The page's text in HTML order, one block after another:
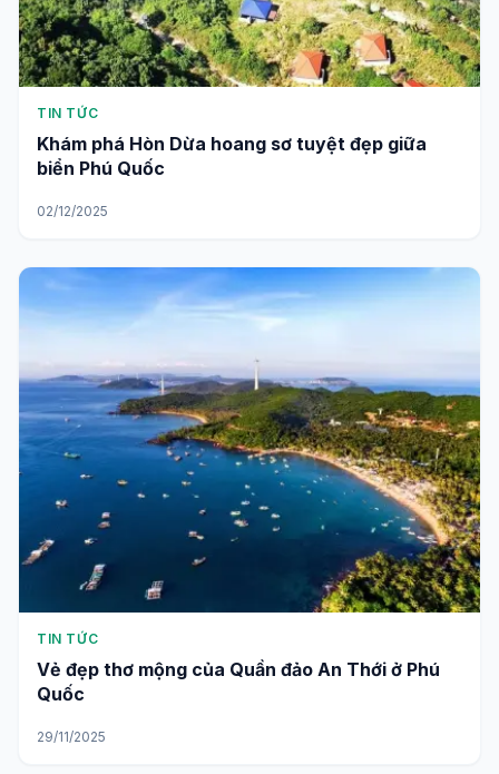
TIN TỨC
Khám phá Hòn Dừa hoang sơ tuyệt đẹp giữa
biển Phú Quốc
02/12/2025
TIN TỨC
Vẻ đẹp thơ mộng của Quần đảo An Thới ở Phú
Quốc
29/11/2025